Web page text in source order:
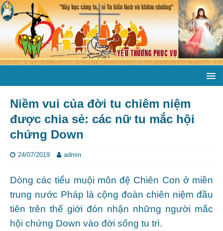
Niềm vui của đời tu chiêm niệm
được chia sẻ: các nữ tu mắc hội
chứng Down
24/07/2019 admin
Dòng các tiểu muội môn đệ Chiên Con ở miền
trung nước Pháp là cộng đoàn chiên niệm đầu
tiên trên thế giới đón nhận những người mắc
hội chứng Down vào đời sống tu trì.